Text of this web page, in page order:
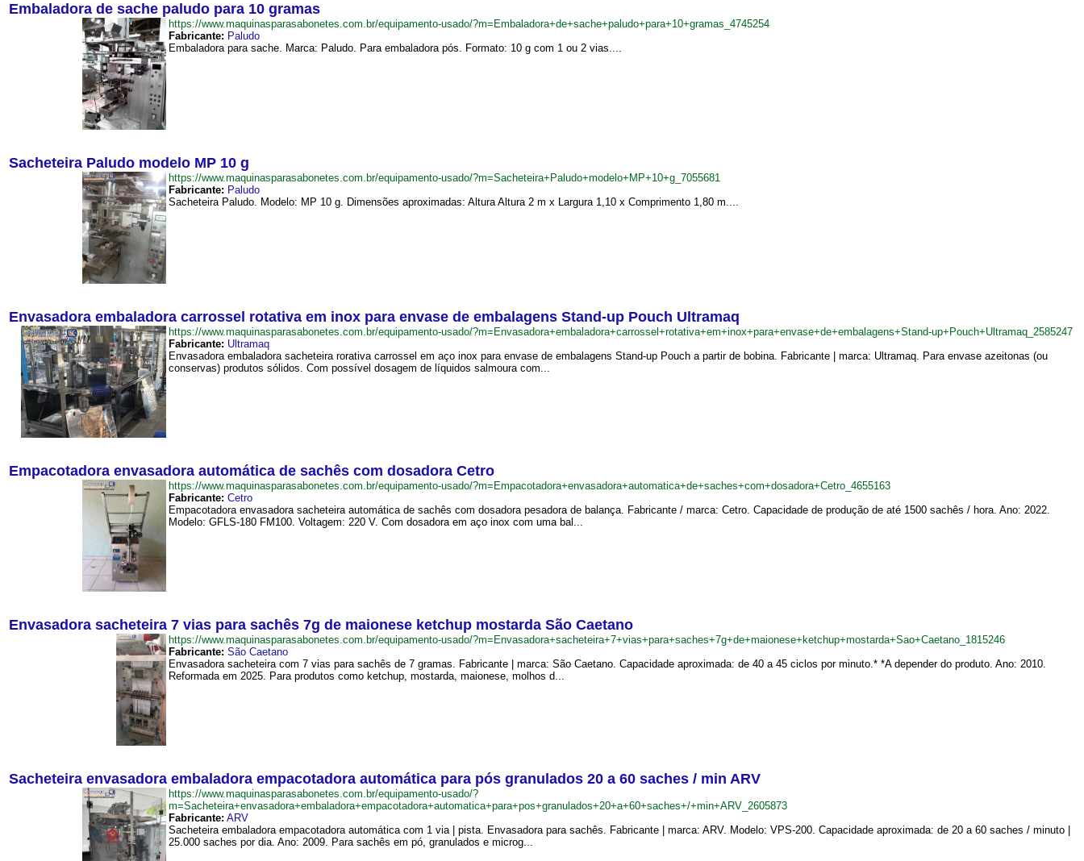
Embaladora de sache paludo para 10 gramas
https://www.maquinasparasabonetes.com.br/equipamento-usado/?m=Embaladora+de+sache+paludo+para+10+gramas_4745254
Fabricante: Paludo
Embaladora para sache. Marca: Paludo. Para embaladora pós. Formato: 10 g com 1 ou 2 vias....
Sacheteira Paludo modelo MP 10 g
https://www.maquinasparasabonetes.com.br/equipamento-usado/?m=Sacheteira+Paludo+modelo+MP+10+g_7055681
Fabricante: Paludo
Sacheteira Paludo. Modelo: MP 10 g. Dimensões aproximadas: Altura Altura 2 m x Largura 1,10 x Comprimento 1,80 m....
Envasadora embaladora carrossel rotativa em inox para envase de embalagens Stand-up Pouch Ultramaq
https://www.maquinasparasabonetes.com.br/equipamento-usado/?m=Envasadora+embaladora+carrossel+rotativa+em+inox+para+envase+de+embalagens+Stand-up+Pouch+Ultramaq_2585247
Fabricante: Ultramaq
Envasadora embaladora sacheteira rorativa carrossel em aço inox para envase de embalagens Stand-up Pouch a partir de bobina. Fabricante | marca: Ultramaq. Para envase azeitonas (ou
conservas) produtos sólidos. Com possível dosagem de líquidos salmoura com...
Empacotadora envasadora automática de sachês com dosadora Cetro
https://www.maquinasparasabonetes.com.br/equipamento-usado/?m=Empacotadora+envasadora+automatica+de+saches+com+dosadora+Cetro_4655163
Fabricante: Cetro
Empacotadora envasadora sacheteira automática de sachês com dosadora pesadora de balança. Fabricante / marca: Cetro. Capacidade de produção de até 1500 sachês / hora. Ano: 2022.
Modelo: GFLS-180 FM100. Voltagem: 220 V. Com dosadora em aço inox com uma bal...
Envasadora sacheteira 7 vias para sachês 7g de maionese ketchup mostarda São Caetano
https://www.maquinasparasabonetes.com.br/equipamento-usado/?m=Envasadora+sacheteira+7+vias+para+saches+7g+de+maionese+ketchup+mostarda+Sao+Caetano_1815246
Fabricante: São Caetano
Envasadora sacheteira com 7 vias para sachês de 7 gramas. Fabricante | marca: São Caetano. Capacidade aproximada: de 40 a 45 ciclos por minuto.* *A depender do produto. Ano: 2010.
Reformada em 2025. Para produtos como ketchup, mostarda, maionese, molhos d...
Sacheteira envasadora embaladora empacotadora automática para pós granulados 20 a 60 saches / min ARV
https://www.maquinasparasabonetes.com.br/equipamento-usado/?
m=Sacheteira+envasadora+embaladora+empacotadora+automatica+para+pos+granulados+20+a+60+saches+/+min+ARV_2605873
Fabricante: ARV
Sacheteira embaladora empacotadora automática com 1 via | pista. Envasadora para sachês. Fabricante | marca: ARV. Modelo: VPS-200. Capacidade aproximada: de 20 a 60 saches / minuto |
25.000 saches por dia. Ano: 2009. Para sachês em pó, granulados e microg...